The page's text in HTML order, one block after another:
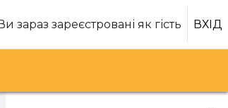
зараз зареєстровані як гість ВХІД